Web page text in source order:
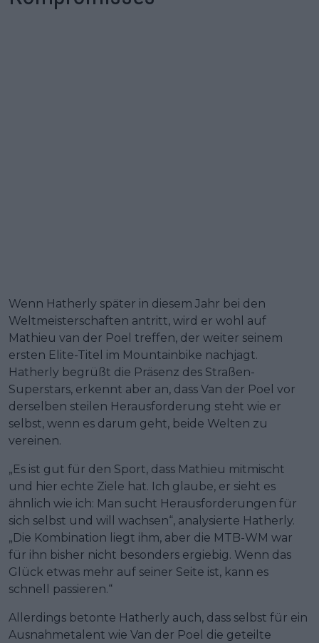
Wenn Hatherly später in diesem Jahr bei den
Weltmeisterschaften antritt, wird er wohl auf
Mathieu van der Poel treffen, der weiter seinem
ersten Elite-Titel im Mountainbike nachjagt.
Hatherly begrüßt die Präsenz des Straßen-
Superstars, erkennt aber an, dass Van der Poel vor
derselben steilen Herausforderung steht wie er
selbst, wenn es darum geht, beide Welten zu
vereinen.
„Es ist gut für den Sport, dass Mathieu mitmischt
und hier echte Ziele hat. Ich glaube, er sieht es
ähnlich wie ich: Man sucht Herausforderungen für
sich selbst und will wachsen“, analysierte Hatherly.
„Die Kombination liegt ihm, aber die MTB-WM war
für ihn bisher nicht besonders ergiebig. Wenn das
Glück etwas mehr auf seiner Seite ist, kann es
schnell passieren.“
Allerdings betonte Hatherly auch, dass selbst für ein
Ausnahmetalent wie Van der Poel die geteilte